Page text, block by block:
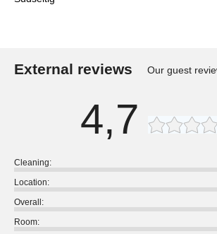
External reviews Our guest
4,7
Cleaning:
Location:
Overall:
Room: